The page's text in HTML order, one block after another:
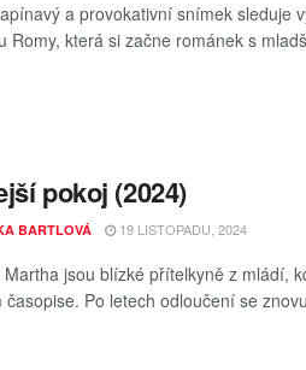
a provokativní snímek sleduje
Romy, která si začne románek s
pokoj (2024)
BARTLOVÁ 19 LISTOPADU, 2024
Martha jsou blízké přítelkyně z mládí,
časopise. Po letech odloučení se